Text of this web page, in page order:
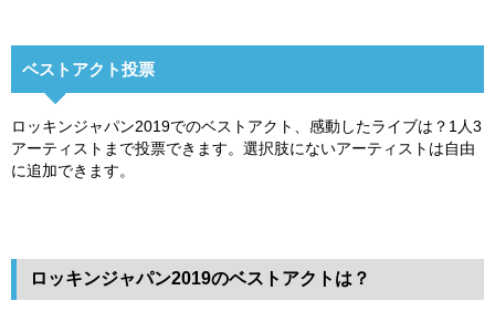
ベストアクト投票
ロッキンジャパン2019でのベストアクト、感動したライブは？1人3
アーティストまで投票できます。選択肢にないアーティストは自由
に追加できます。
ロッキンジャパン2019のベストアクトは？